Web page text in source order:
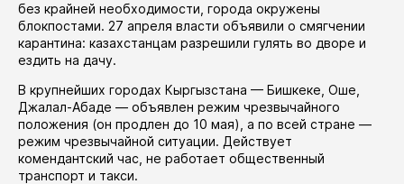
без крайней необходимости, города окружены
блокпостами. 27 апреля власти объявили о смягчении
карантина: казахстанцам разрешили гулять во дворе и
ездить на дачу.
В крупнейших городах Кыргызстана — Бишкеке, Оше,
Джалал-Абаде — объявлен режим чрезвычайного
положения (он продлен до 10 мая), а по всей стране —
режим чрезвычайной ситуации. Действует
комендантский час, не работает общественный
транспорт и такси.